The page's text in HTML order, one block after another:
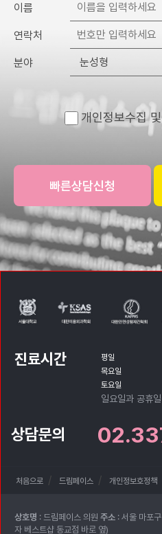
이름
연락처
분야
개인정보수집
진료시간 평일
목요일
토요일
일요일과 공휴
상담문의
처음으로 드림페이스 개인정보호정책
상호명 : 드림페이스 의원 주소 : 서울 마포
자 베스트샵 동교점 바로 옆)